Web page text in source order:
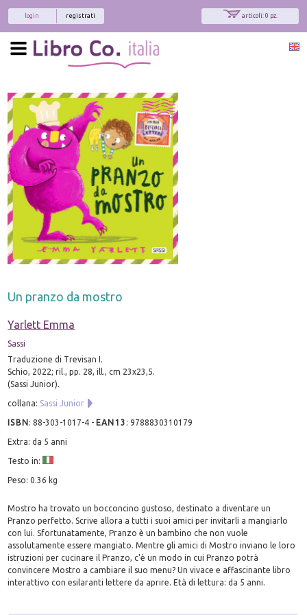
articoli: 0 pz.
registrati
login
Un pranzo da mostro
Yarlett Emma
Sassi
Traduzione di Trevisan I.
Schio, 2022; ril., pp. 28, ill., cm 23x23,5.
(Sassi Junior).
collana: Sassi Junior
ISBN:88-303-1017-4 - EAN13 :9788830310179
Extra: da 5 anni
Testo in:
Peso: 0.36 kg
Mostro ha trovato un bocconcino gustoso, destinato a diventare un
Pranzo perfetto. Scrive allora a tutti i suoi amici per invitarli a mangiarlo
con lui. Sfortunatamente, Pranzo è un bambino che non vuole
assolutamente essere mangiato. Mentre gli amici di Mostro inviano le loro
istruzioni per cucinare il Pranzo, c'è un modo in cui Pranzo potrà
convincere Mostro a cambiare il suo menu? Un vivace e affascinante libro
interattivo con esilaranti lettere da aprire. Età di lettura: da 5 anni.